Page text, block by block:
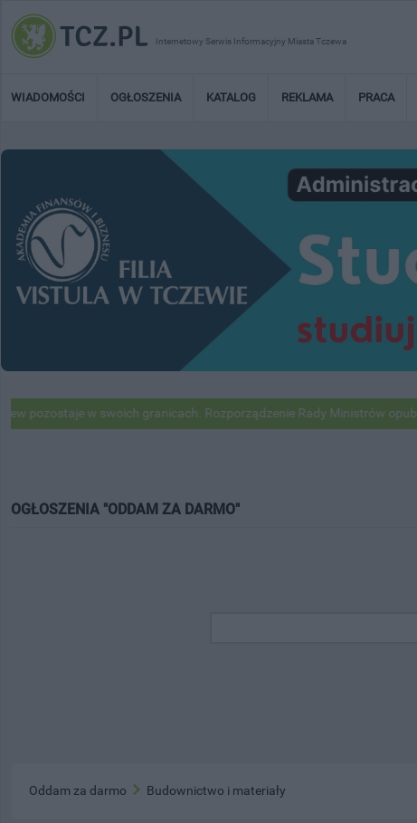
Internetowy Serwis Informacyjny Miasta Tczewa
WIADOMOŚCI OGŁOSZENIA KATALOG REKLAMA PRACA
w swoich granicach. Rozporządzenie Rady Ministrów
OGŁOSZENIA "ODDAM ZA DARMO"
Oddam za darmo Budownictwo i materiały